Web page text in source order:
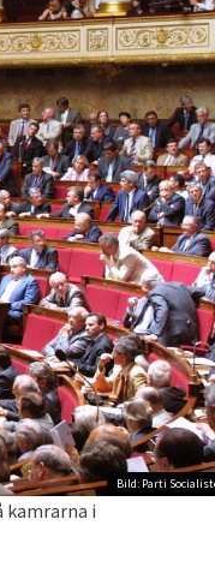
Bild: Parti
kamrarna i